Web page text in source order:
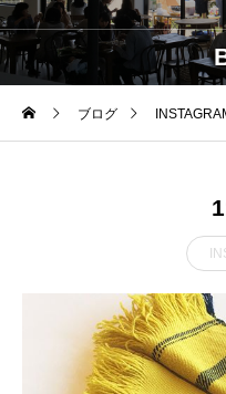
ブログ